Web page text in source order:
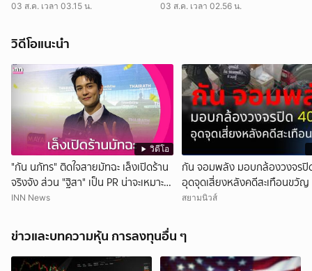
03 ส.ค. เวลา 03.15 น. 03 ส.ค. เวลา 02.56 น.
วิดีโอแนะนำ
วิดีโอ
"กัน นภัทร" ติดใจสายมัทฉะ เล็งเปิดร้าน
จริงจัง ส่วน "ฐิสา" เป็น PR น่าจะเหมาะ
กว่า
INN News
กัน จอมพลัง มอบกล้องวงจรปิ
อุดจุดเสี่ยงหลังคดีสะเทือนขวัญ
สยามนิวส์
ข่าวและบทความหุ้น การลงทุนอื่น ๆ